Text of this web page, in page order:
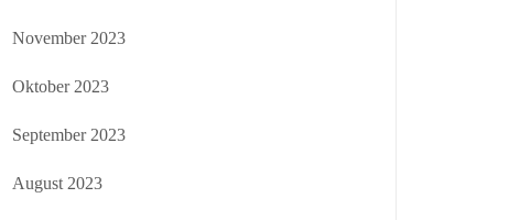
November 2023
Oktober 2023
September 2023
August 2023